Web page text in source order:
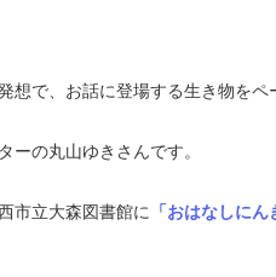
想で、お話に登場する生き物をペ
ーの丸山ゆきさんです。
市立大森図書館に
「おはなしに